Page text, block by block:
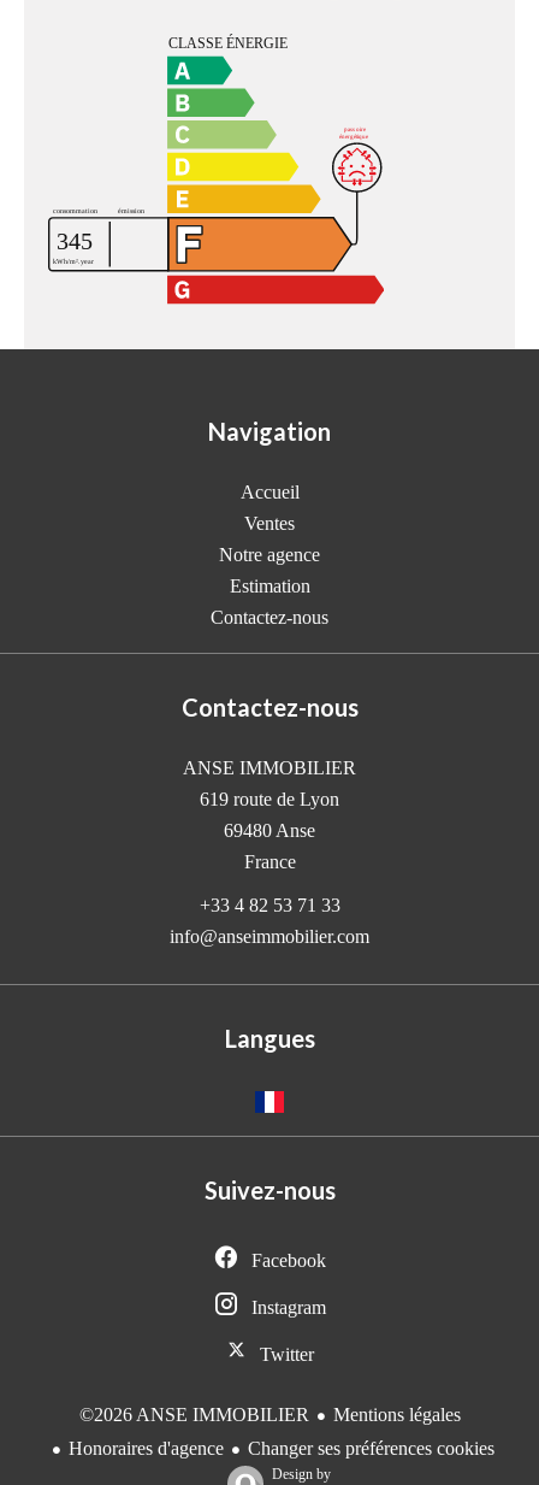
Navigation
Accueil
Ventes
Notre agence
Estimation
Contactez-nous
Contactez-nous
ANSE IMMOBILIER
619 route de Lyon
69480 Anse
France
+33 4 82 53 71 33
info@anseimmobilier.com
Langues
Suivez-nous
Facebook
Instagram
Twitter
©2026 ANSE IMMOBILIER
Mentions légales
Honoraires d'agence
Changer ses préférences cookies
Design by